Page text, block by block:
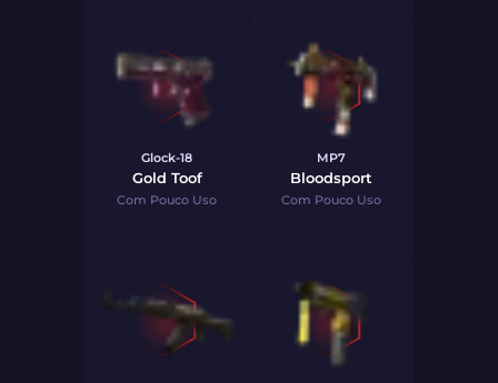
Glock-18
Gold Toof
Com Pouco Uso
MP7
Bloodsport
Com Pouco Uso